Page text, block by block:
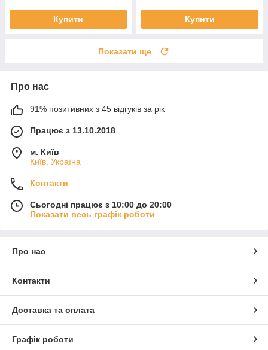
Купити Купити
Показати ще
Про нас
91% позитивних з 45 відгуків за рік
Працює з 13.10.2018
м. Київ
Київ, Україна
Контакти
Сьогодні працює з 10:00 до 20:00
Показати весь графік роботи
Про нас
Контакти
Доставка та оплата
Графік роботи